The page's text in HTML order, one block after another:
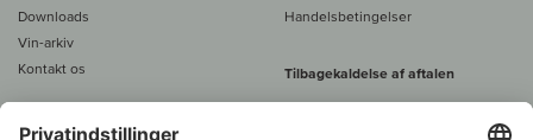
Downloads
Vin-arkiv
Kontakt os
Handelsbetingelser
Tilbagekaldelse af aftalen
Alle priser er inkl. moms, plus 39